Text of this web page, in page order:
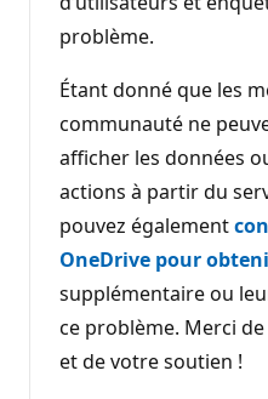
problème.
Étant donné que les
communauté ne
afficher les données
actions à partir du
pouvez également
OneDrive pour
supplémentaire ou
ce problème. Merci
et de votre soutien !